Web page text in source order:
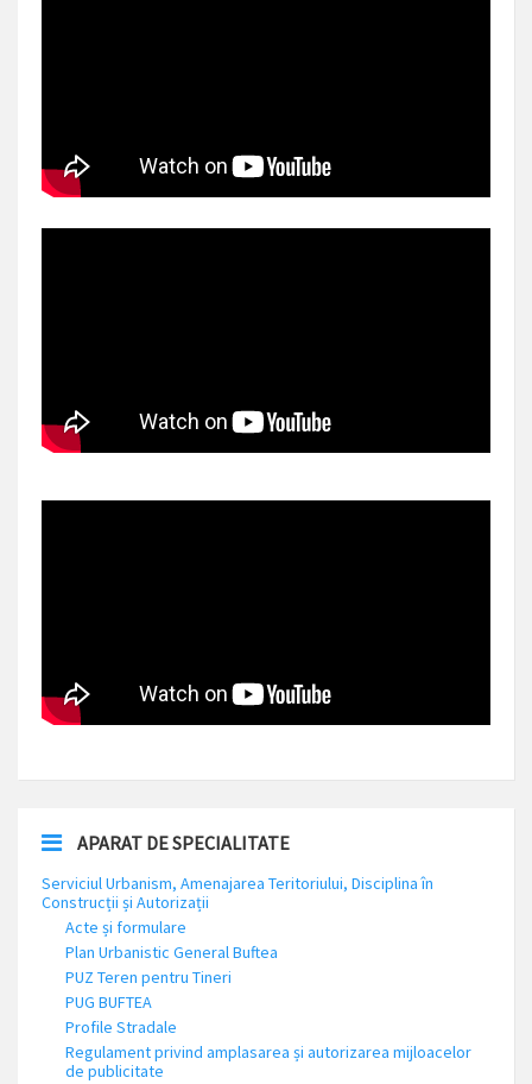
APARAT DE SPECIALITATE
Serviciul Urbanism, Amenajarea Teritoriului, Disciplina în
Construcții și Autorizații
Acte și formulare
Plan Urbanistic General Buftea
PUZ Teren pentru Tineri
PUG BUFTEA
Profile Stradale
Regulament privind amplasarea și autorizarea mijloacelor
de publicitate